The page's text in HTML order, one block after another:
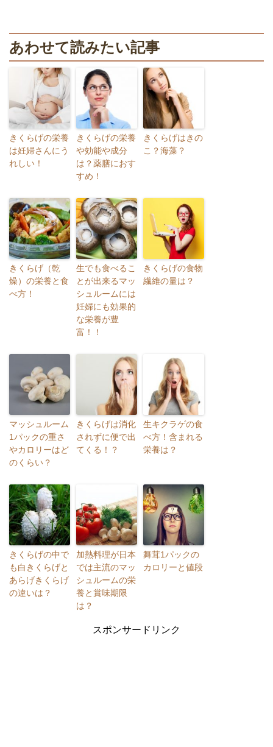
あわせて読みたい記事
きくらげの栄養
は妊婦さんにう
れしい！
きくらげの栄養
や効能や成分
は？薬膳におす
すめ！
きくらげはきの
こ？海藻？
きくらげ（乾
燥）の栄養と食
べ方！
生でも食べるこ
とが出来るマッ
シュルームには
妊婦にも効果的
な栄養が豊
富！！
きくらげの食物
繊維の量は？
マッシュルーム
1パックの重さ
やカロリーはど
のくらい？
きくらげは消化
されずに便で出
てくる！？
生キクラゲの食
べ方！含まれる
栄養は？
きくらげの中で
も白きくらげと
あらげきくらげ
の違いは？
加熱料理が日本
では主流のマッ
シュルームの栄
養と賞味期限
は？
舞茸1パックの
カロリーと値段
スポンサードリンク